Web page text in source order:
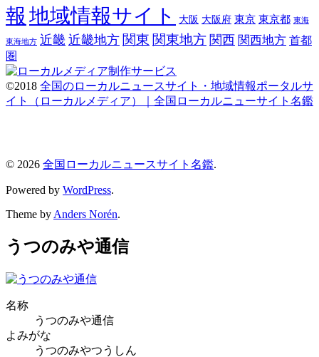
報 地域情報サイト 大阪 大阪府 東京 東京都 東海
東海地方 近畿 近畿地方 関東 関東地方 関西 関西地方 首都
圏
©2018 全国のローカルニュースサイト・地域情報ポータルサ
イト（ローカルメディア）｜全国ローカルニューサイト名鑑
© 2026 全国ローカルニュースサイト名鑑.
Powered by WordPress.
Theme by Anders Norén.
うつのみや通信
名称
うつのみや通信
よみがな
うつのみやつうしん